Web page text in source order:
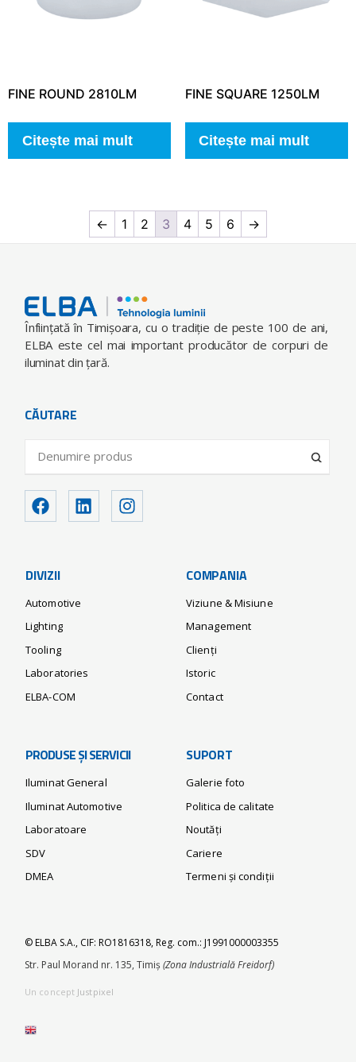
FINE ROUND 2810LM
Citește mai mult
FINE SQUARE 1250LM
Citește mai mult
← 1 2 3 4 5 6 →
Înfiinţată în Timişoara, cu o tradiţie de peste 100 de ani,
ELBA este cel mai important producător de corpuri de
iluminat din ţară.
CĂUTARE
DIVIZII
Automotive
Lighting
Tooling
Laboratories
ELBA-COM
COMPANIA
Viziune & Misiune
Management
Clienți
Istoric
Contact
PRODUSE ȘI SERVICII
Iluminat General
Iluminat Automotive
Laboratoare
SDV
DMEA
SUPORT
Galerie foto
Politica de calitate
Noutăți
Cariere
Termeni și condiții
© ELBA S.A., CIF: RO1816318, Reg. com.: J1991000003355
Str. Paul Morand nr. 135, Timiș(Zona Industrială Freidorf)
Un concept Justpixel